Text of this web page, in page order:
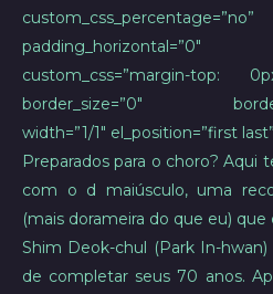
padding_horizontal=”0″
custom_css=”margin-top:
border_size=”0″
width=”1/1″ el_position=”first
Preparados para o choro? Aqui
com o d maiúsculo, uma
(mais dorameira do que eu) que
Shim Deok-chul (Park In-
de completar seus 70 anos.